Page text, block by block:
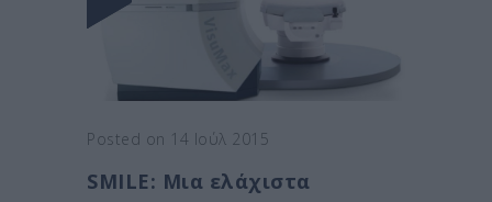
Posted on 14 Ιούλ 2015
SMILE: Μια ελάχιστα